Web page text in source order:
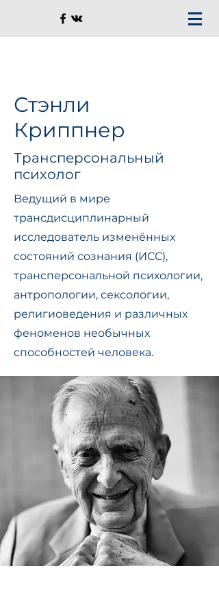
Стэнли
Криппнер
Трансперсональный
психолог
Ведущий в мире
трансдисциплинарный
исследователь изменённых
состояний сознания (ИСС),
трансперсональной психологии,
антропологии, сексологии,
религиоведения и различных
феноменов необычных
способностей человека.